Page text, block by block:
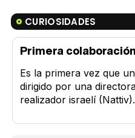
CURIOSIDADES
Primera
Es la primera vez que
dirigido por una
realizador israelí (Nattiv).